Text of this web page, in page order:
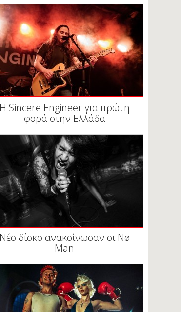
Η Sincere Engineer για πρώτη
φορά στην Ελλάδα
Νέο δίσκο ανακοίνωσαν οι Nø
Man